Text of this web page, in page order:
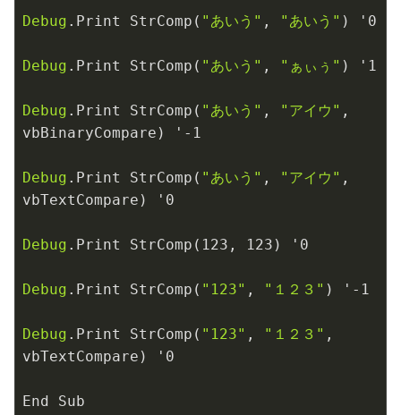
Debug .Print StrComp( "あいう" , "あいう" ) ' 0
Debug .Print StrComp( "あいう" , "ぁぃぅ" ) ' 1
Debug .Print StrComp( "あいう" , "アイウ" ,
vbBinaryCompare) '- 1
Debug .Print StrComp( "あいう" , "アイウ" ,
vbTextCompare) ' 0
Debug .Print StrComp( 123 , 123 ) ' 0
Debug .Print StrComp( "123" , "１２３" ) '- 1
Debug .Print StrComp( "123" , "１２３" ,
vbTextCompare) ' 0